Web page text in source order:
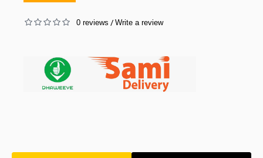
0 reviews / Write a review